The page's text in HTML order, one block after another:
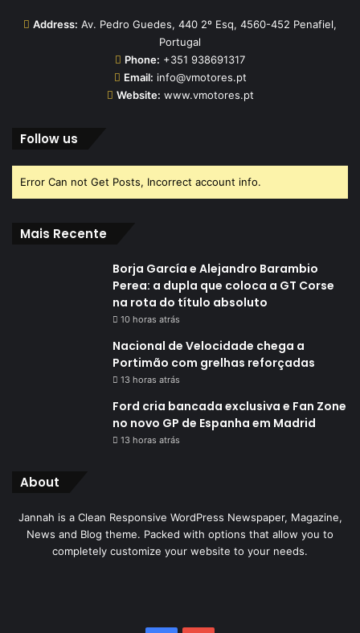
Address: Av. Pedro Guedes, 440 2º Esq, 4560-452 Penafiel,
Portugal
Phone: +351 938691317
Email: info@vmotores.pt
Website: www.vmotores.pt
Follow us
Error Can not Get Posts, Incorrect account info.
Mais Recente
Borja García e Alejandro Barambio
Perea: a dupla que coloca a GT Corse
na rota do título absoluto
10 horas atrás
Nacional de Velocidade chega a
Portimão com grelhas reforçadas
13 horas atrás
Ford cria bancada exclusiva e Fan Zone
no novo GP de Espanha em Madrid
13 horas atrás
About
Jannah is a Clean Responsive WordPress Newspaper, Magazine,
News and Blog theme. Packed with options that allow you to
completely customize your website to your needs.